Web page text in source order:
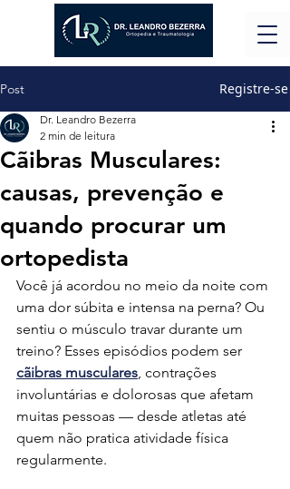
Post Registre-se
Cãibras Musculares:
causas, prevenção e
quando procurar um
ortopedista
Dr. Leandro Bezerra
2 min de leitura
Você já acordou no meio da noite com
uma dor súbita e intensa na perna? Ou
sentiu o músculo travar durante um
treino? Esses episódios podem ser
cãibras musculares, contrações
involuntárias e dolorosas que afetam
muitas pessoas — desde atletas até
quem não pratica atividade física
regularmente.